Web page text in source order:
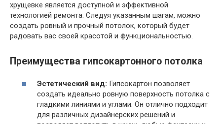
хрущевке является доступной и эффективной
технологией ремонта. Следуя указанным шагам, можно
создать ровный и прочный потолок, который будет
радовать вас своей красотой и функциональностью.
Преимущества гипсокартонного потолка
Эстетический вид: Гипсокартон позволяет
создать идеально ровную поверхность потолка с
гладкими линиями и углами. Он отлично подходит
для различных дизайнерских решений и